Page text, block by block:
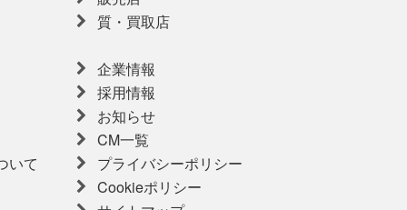
いて
質・買取店
企業情報
採用情報
お知らせ
CM一覧
プライバシーポリシー
Cookieポリシー